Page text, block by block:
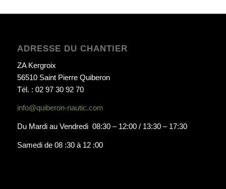
ADRESSE DU CHANTIER
ZA Kergroix
56510 Saint Pierre Quiberon
Tél. : 02 97 30 92 70
info@quiberon-nautic.com
Du Mardi au Vendredi 08:30 – 12:00 / 13:30 – 17:30
Samedi de 08 :30 à 12 :00